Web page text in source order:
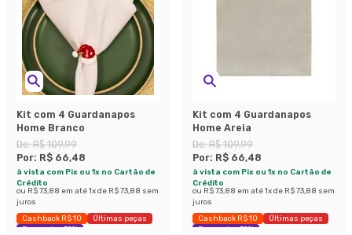
Kit com 4 Guardanapos
Home Branco
De:R$ 109,99
Por: R$ 66,48
à vista com Pix ou 1x no Cartão de
Crédito
ou R$ 73,88 em até1x de R$ 73,88 sem
juros
Cashback R$ 10
Últimas peças
Economize 39%
Kit com 4 Guardanapos
Home Areia
De:R$ 109,99
Por: R$ 66,48
à vista com Pix ou 1x no Cartão de
Crédito
ou R$ 73,88 em até1x de R$ 73,88 sem
juros
Cashback R$ 10
Últimas peças
Economize 39%